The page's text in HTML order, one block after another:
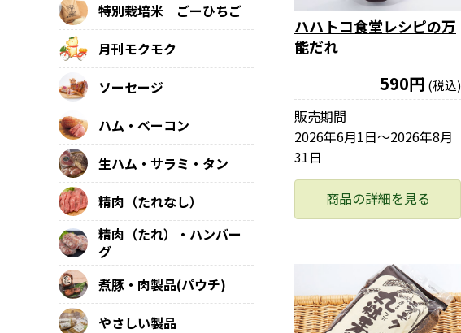
ハハトコ食堂レシピの万
能だれ
590円 (税込)
販売期間
2026年6月1日〜2026年8月
31日
商品の詳細を見る
特別栽培米 ごーひちご
月刊モクモク
ソーセージ
ハム・ベーコン
生ハム・サラミ・タン
精肉（たれなし）
精肉（たれ）・ハンバー
グ
煮豚・肉製品(パウチ)
やさしい製品